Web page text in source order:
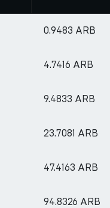
0.9483 ARB
4.7416 ARB
9.4833 ARB
23.7081 ARB
47.4163 ARB
94.8326 ARB